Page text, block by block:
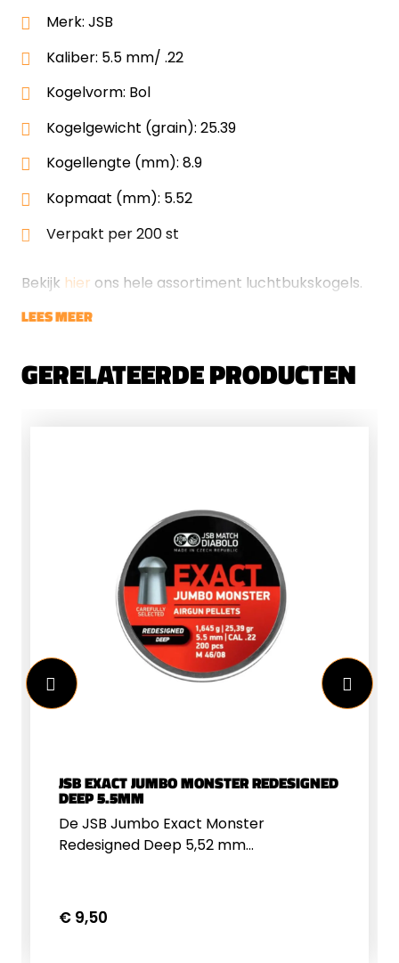
Merk: JSB
Kaliber: 5.5 mm/ .22
Kogelvorm: Bol
Kogelgewicht (grain): 25.39
Kogellengte (mm): 8.9
Kopmaat (mm): 5.52
Verpakt per 200 st
Bekijk hier ons hele assortiment luchtbukskogels.
LEES MEER
GERELATEERDE PRODUCTEN
JSB EXACT JUMBO MONSTER REDESIGNED
DEEP 5.5MM
De JSB Jumbo Exact Monster
Redesigned Deep 5,52 mm
luchtdrukwapens. Dankzij hun
bolvormige kop en nauwkeurige
€ 9,50